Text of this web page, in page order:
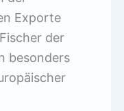
Exporte
der
besonders